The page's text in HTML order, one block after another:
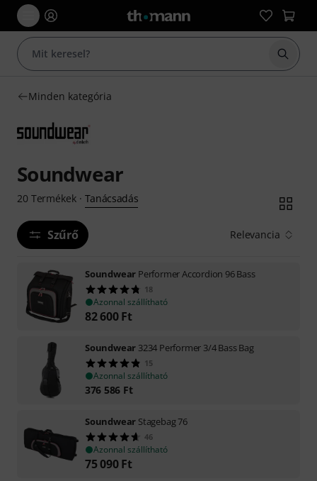
Minden kategória
Soundwear
20 Termékek· Tanácsadás
Szűrő Relevancia
Soundwear Performer Accordion 96 Bass
18
Azonnal szállítható
82 600 Ft
Soundwear 3234 Performer 3/4 Bass Bag
15
Azonnal szállítható
376 586 Ft
Soundwear Stagebag 76
46
Azonnal szállítható
75 090 Ft